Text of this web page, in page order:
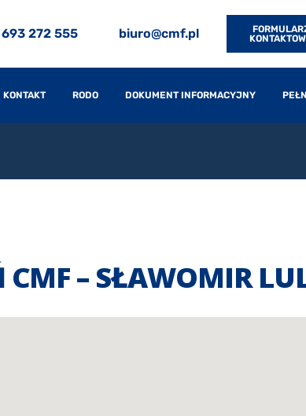
693 272 555 biuro@cmf.pl
KONTAKT RODO DOKUMENT INFORMACYJNY
CMF – SŁAWOMIR